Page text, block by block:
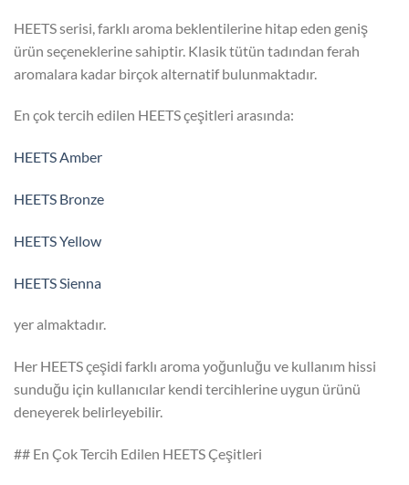
HEETS serisi, farklı aroma beklentilerine hitap eden geniş
ürün seçeneklerine sahiptir. Klasik tütün tadından ferah
aromalara kadar birçok alternatif bulunmaktadır.
En çok tercih edilen HEETS çeşitleri arasında:
HEETS Amber
HEETS Bronze
HEETS Yellow
HEETS Sienna
yer almaktadır.
Her HEETS çeşidi farklı aroma yoğunluğu ve kullanım hissi
sunduğu için kullanıcılar kendi tercihlerine uygun ürünü
deneyerek belirleyebilir.
## En Çok Tercih Edilen HEETS Çeşitleri